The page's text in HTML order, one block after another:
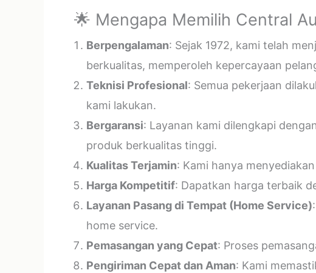
🌟 Mengapa Memilih Central
Berpengalaman: Sejak 1972, kami telah
berkualitas, memperoleh kepercayaan
Teknisi Profesional: Semua pekerjaan
kami lakukan.
Bergaransi: Layanan kami dilengkapi
produk berkualitas tinggi.
Kualitas Terjamin: Kami hanya
Harga Kompetitif: Dapatkan harga terbaik
Layanan Pasang di Tempat (Home Service)
home service.
Pemasangan yang Cepat: Proses
Pengiriman Cepat dan Aman: Kami